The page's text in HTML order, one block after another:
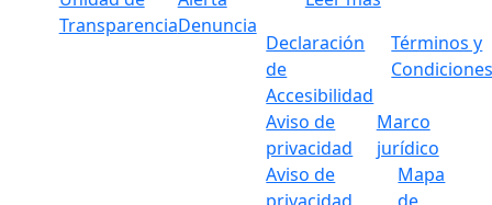
TransparenciaDenuncia
Declaración
de
Accesibilidad
Términos y
Aviso de
privacidad
Marco
jurídico
Aviso de
Mapa